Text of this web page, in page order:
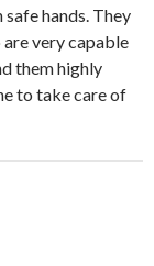
hands. They
very capable
them highly
to take care of